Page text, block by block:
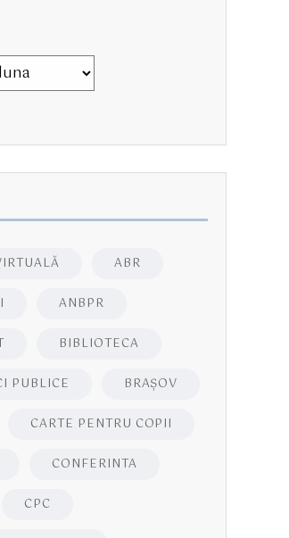
ABR
ANBPR
BIBLIOTECA
PUBLICE BRAŞOV
CARTE PENTRU COPII
CONFERINTA
CPC